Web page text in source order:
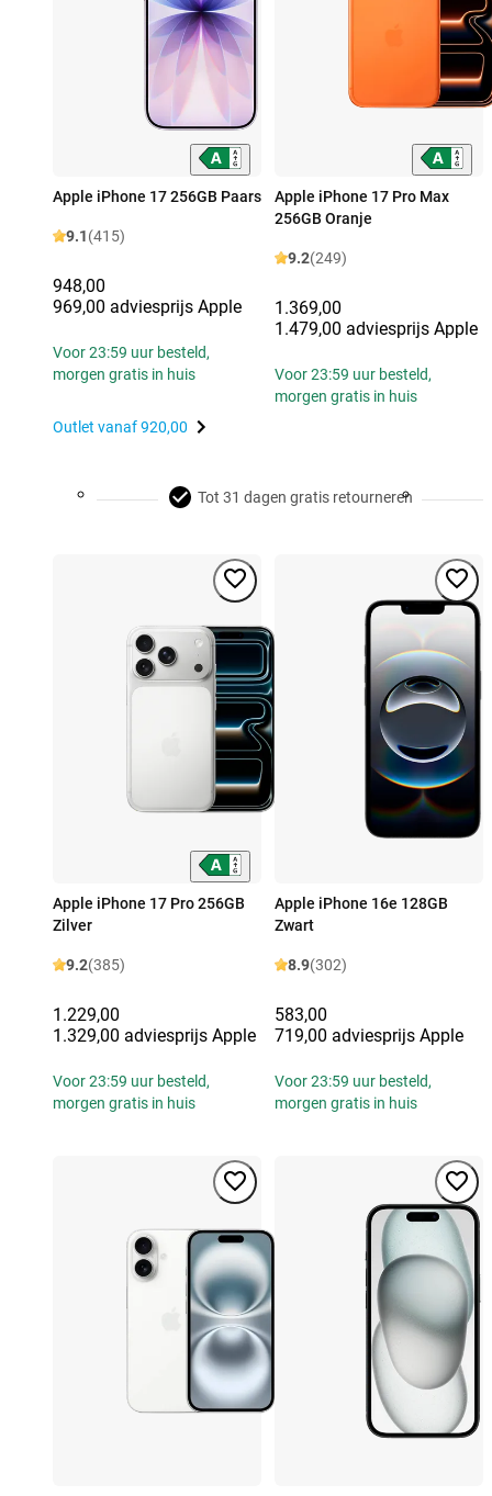
Apple iPhone 17 256GB Paars
9.1(415)
948,00
969,00 adviesprijs Apple
Voor 23:59 uur besteld,
morgen gratis in huis
Outlet vanaf920,00
Apple iPhone 17 Pro Max
256GB Oranje
9.2(249)
1.369,00
1.479,00 adviesprijs Apple
Voor 23:59 uur besteld,
morgen gratis in huis
Tot 31 dagen gratis retourneren
Apple iPhone 17 Pro 256GB
Zilver
9.2(385)
1.229,00
1.329,00 adviesprijs Apple
Voor 23:59 uur besteld,
morgen gratis in huis
Apple iPhone 16e 128GB
Zwart
8.9(302)
583,00
719,00 adviesprijs Apple
Voor 23:59 uur besteld,
morgen gratis in huis